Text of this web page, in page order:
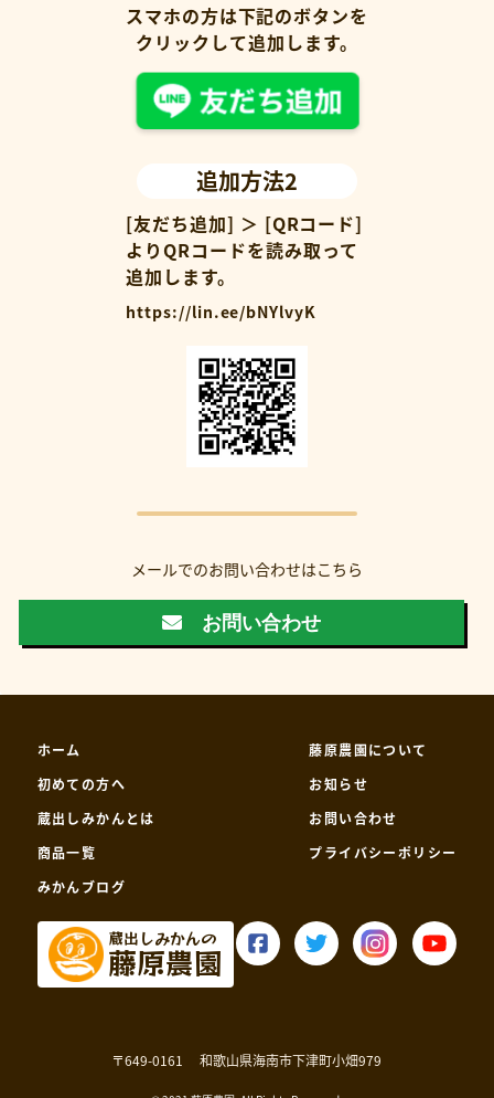
スマホの方は下記のボタンを
クリックして追加します。
追加方法2
[友だち追加] ＞ [QRコード]
よりQRコードを読み取って
追加します。
https://lin.ee/bNYlvyK
メールでのお問い合わせはこちら
お問い合わせ
〒649-0161 和歌山県海南市下津町小畑979
ホーム
初めての方へ
蔵出しみかんとは
商品一覧
みかんブログ
藤原農園について
お知らせ
お問い合わせ
プライバシーポリシー
蔵出しみかんの
藤原農園